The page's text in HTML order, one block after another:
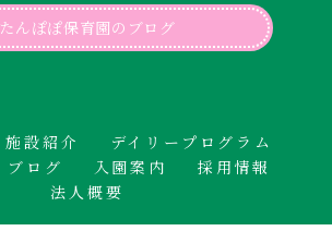
たんぽぽ保育園のブログ
施設紹介
デイリープログラム
ブログ 入園案内
採用情報
法人概要